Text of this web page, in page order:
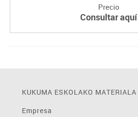
Precio
Consultar aquí
KUKUMA ESKOLAKO MATERIALA
Empresa